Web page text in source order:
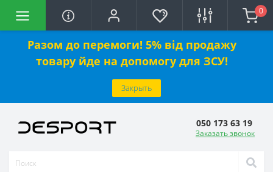
Разом до перемоги! 5% від продажу
товару йде на допомогу для ЗСУ!
Закрыть
0
050 173 63 19
Заказать звонок